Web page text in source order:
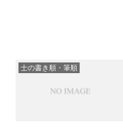
士の書き順・筆順